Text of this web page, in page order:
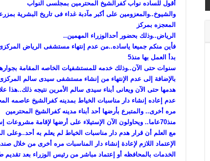
أقول للساده نواب كفرالشيخ المحترمين بمجلسى النواب
والشيوخ..والمعزومين على أكبر مآدبة غداء فى تاريخ البشرية
المعجزه بمركز
الرياض..وذلك بحضور أحدالوزراء المهمين..
فأين منكم جميعا ياساده..من عدم إنتهاء مستشفى الرياض
بدأ العمل بها منذ5
سنوات حتى الآن..وذلك خدمه للمستشفيات الخاصه المقامة
بالإضافة إلى عدم الإنتهاء من إنشاء مستشفى سيدى سالم
هدمها حتى الآن ويعانى أبناء سيدى سالم الأمرين نتيجه ذلك..هذا
عدم إعاده إنشاء دار مناسبات الخياط بمدينه كفرالشيخ عاصمه
مره أخرى.. والمتبرع بأرضها أحد أبناء مدينه كفرالشيخ المحترمين
منذ70عاما.. ويحاولون الآن الإستيلاء على أرضها لإقامة مشروعات إستثماريه..
مع العلم أن قرار هدم دار مناسبات الخياط لم يعلم به أحد..وعلى
الإعتماد اللازم لإعادة إنشاء دار المناسبات مره أخرى من خلال
الخدمات بالمحافظه أو إعتماد مباشر من رئيس الوزراء بعد تقديم